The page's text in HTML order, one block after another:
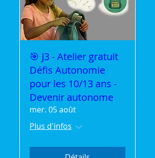
🎯 J3 - Atelier gratuit
Défis Autonomie
pour les 10/13 ans -
Devenir autonome
mer. 05 août
Plus d'infos